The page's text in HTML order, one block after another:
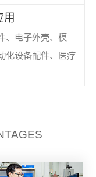
用
、电子外壳、模
化设备配件、医疗